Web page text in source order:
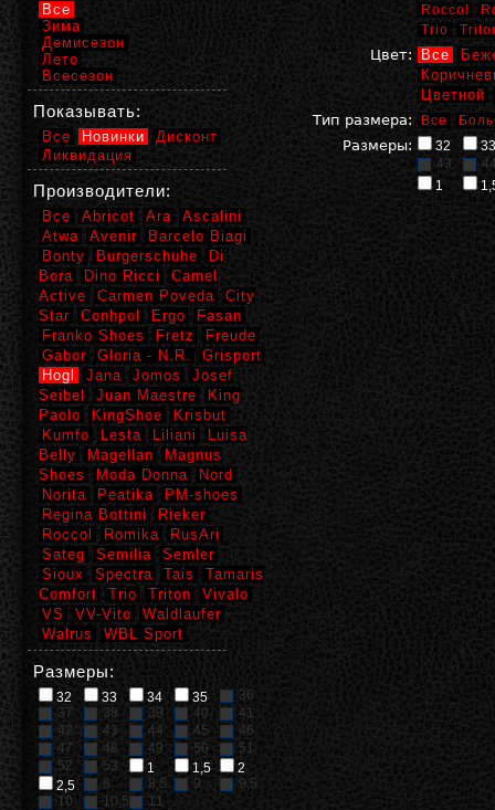
Roccol
Trio
Цвет: Все
Цветной
Тип размера:
Все
Размеры: 32
33
43
1
Все
Зима
Демисезон
Лето
Всесезон
Показывать:
Все Новинки
Дисконт
Ликвидация
Производители:
Все Abricot Ara
Ascalini
Atwa
Avenir
Barcelo Biagi
Bonty
Burgerschuhe
Di
Bora
Dino Ricci
Camel
Active
Carmen Poveda
City
Star
Conhpol Ergo
Fasan
Franko Shoes
Fretz
Freude
Gabor
Gloria - N.R.
Grisport
Hogl
Jana Jomos
Josef
Seibel
Juan Maestre
King
Paolo
KingShoe
Krisbut
Kumfo
Lesta Liliani
Luisa
Belly
Magellan
Magnus
Shoes
Moda Donna
Nord
Norita
Peatika
PM-shoes
Regina Bottini
Rieker
Roccol
Romika
RusAri
Sateg
Semilia
Semler
Sioux
Spectra Tais
Tamaris
Comfort
Trio Triton
Vivalo
VS
VV-Vito
Waldlaufer
Walrus
WBL Sport
Размеры:
32 33 34 35
36
37
38 39 40
41
42
43 44 45
46
47
48 49 50
51
52
53 1 1,5
2
2,5
8 8,5 9
9,5
10
10,5 11